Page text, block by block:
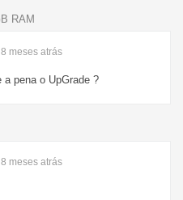
RAM
meses atrás
a pena o UpGrade ?
meses atrás